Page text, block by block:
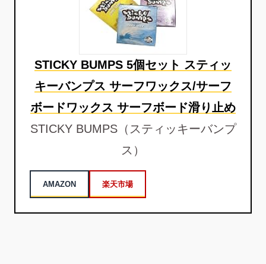
STICKY BUMPS 5個セット スティッ
キーバンプス サーフワックス/サーフ
ボードワックス サーフボード滑り止め
STICKY BUMPS（スティッキーバンプ
ス）
AMAZON 楽天市場